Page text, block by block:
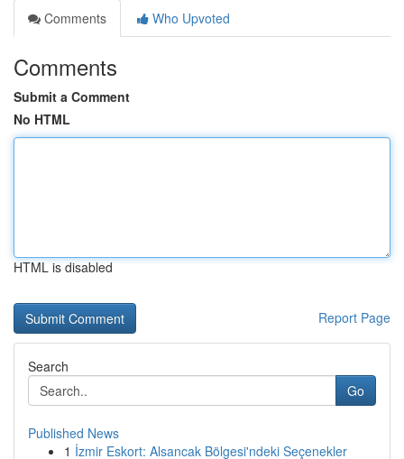
Comments
Who Upvoted
Comments
Submit a Comment
No HTML
HTML is disabled
Report Page
Search
Go
Published News
1 İzmir Eskort: Alsancak Bölgesi'ndeki Seçenekler